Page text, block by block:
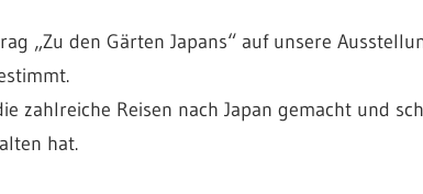
„Zu den Gärten Japans“ auf unsere
zahlreiche Reisen nach Japan gemacht und
hat.